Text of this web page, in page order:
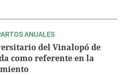
ANUALES
del Vinalopó de
como referente en la